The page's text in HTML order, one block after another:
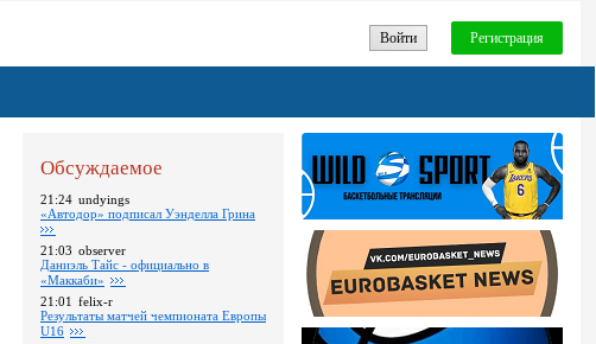
Войти Регистрация
Обсуждаемое
21:24 undyings
«Автодор» подписал Уэнделла Грина
21:03 observer
Даниэль Тайс - официально в
«Маккаби»
21:01 felix-r
Pезультаты матчей чемпионата Европы
U16